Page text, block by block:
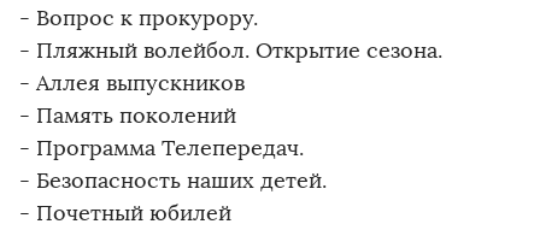
- Вопрос к прокурору.
- Пляжный волейбол. Открытие сезона.
- Аллея выпускников
- Память поколений
- Программа Телепередач.
- Безопасность наших детей.
- Почетный юбилей